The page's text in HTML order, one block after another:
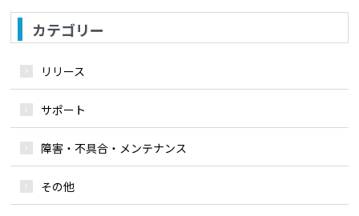
カテゴリー
リリース
サポート
障害・不具合・メンテナンス
その他